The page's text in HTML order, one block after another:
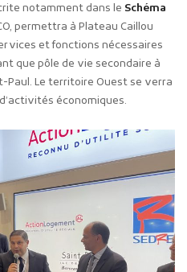
notamment dans le Schéma
permettra à Plateau Caillou
et fonctions nécessaires
que pôle de vie secondaire à
Paul. Le territoire Ouest se verra
économiques.